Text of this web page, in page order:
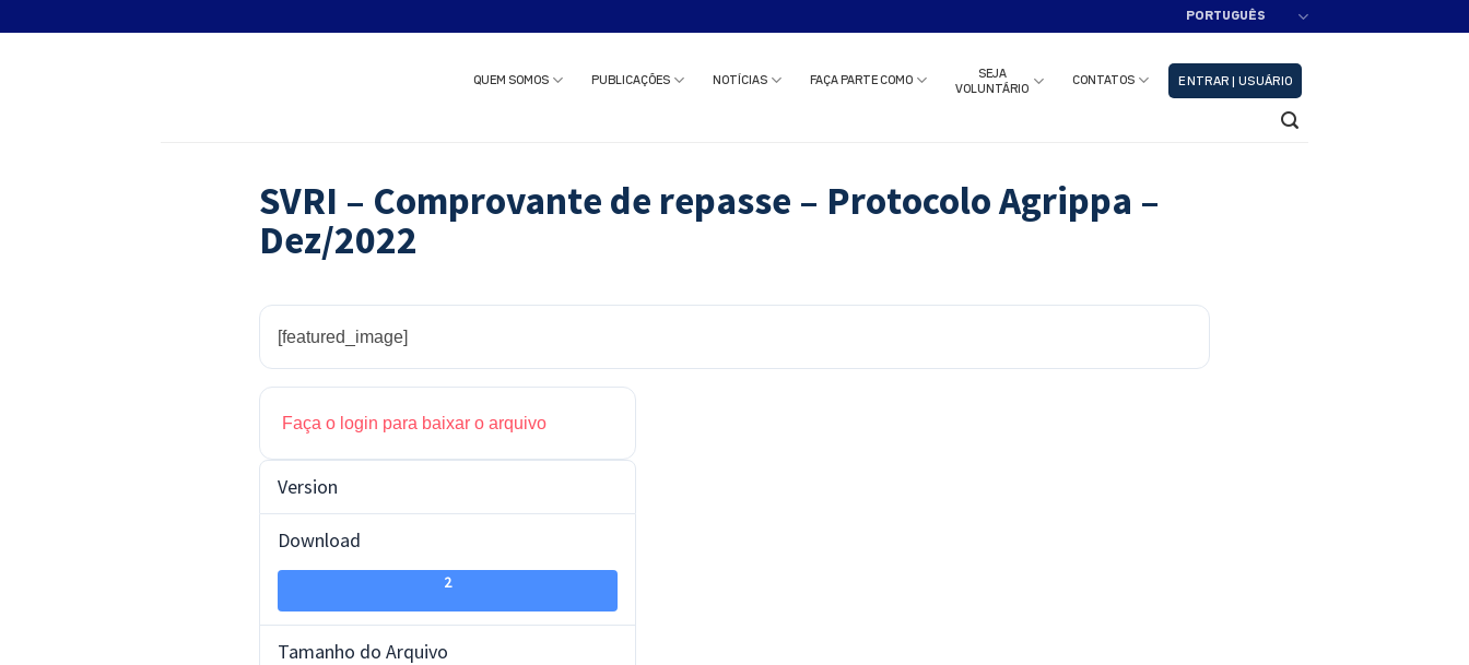
PORTUGUÊS
QUEM SOMOS PUBLICAÇÕES NOTÍCIAS FAÇA PARTE COMO
SEJA
VOLUNTÁRIO
CONTATOS ENTRAR | USUÁRIO
SVRI – Comprovante de repasse – Protocolo Agrippa –
Dez/2022
[featured_image]
Faça o login para baixar o arquivo
Version
Download
2
Tamanho do Arquivo
Quer patrocinar um novo estudo clínico ou solicitar uma reunião com nossa equipe?Clique aquie cadastre-se!! Fechar